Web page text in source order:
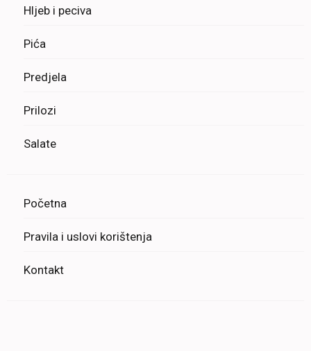
Hljeb i peciva
Pića
Predjela
Prilozi
Salate
Početna
Pravila i uslovi korištenja
Kontakt